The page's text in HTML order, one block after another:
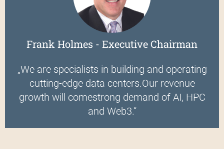
Frank Holmes - Executive Chairman
„We are specialists in building and operating
cutting-edge data centers.Our revenue
growth will comestrong demand of AI, HPC
and Web3.“